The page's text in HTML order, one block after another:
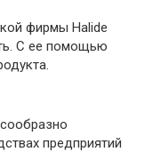
фирмы Halide
С ее помощью
предприятий